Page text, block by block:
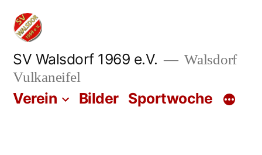
Zum
Inhalt
springen
SV Walsdorf 1969 e.V.
Walsdorf
Vulkaneifel
Verein Bilder Sportwoche